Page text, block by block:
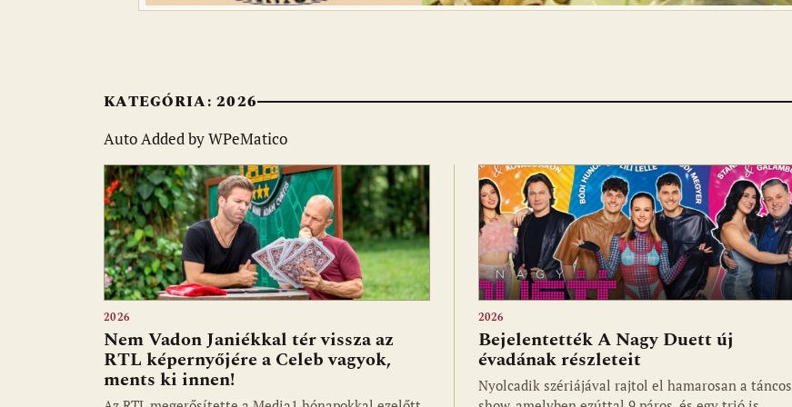
KATEGÓRIA:2026
Auto Added by WPeMatico
2026
Nem Vadon Janiékkal tér vissza az
RTL képernyőjére a Celeb vagyok,
ments ki innen!
2026
Bejelentették A Nagy Duett új
évadának részleteit
Nyolcadik szériájával rajtol el hamarosan a táncos